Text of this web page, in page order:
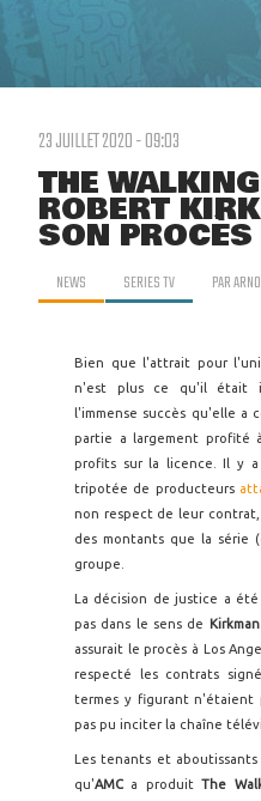
23 JUILLET 2020 - 09:03
THE
ROBERT
SON
NEWS SERIES TV PAR
Bien que l'attrait pour
n'est plus ce qu'il était
l'immense succès qu'elle
partie a largement profité
profits sur la licence. Il y a
tripotée de producteurs
non respect de leur
des montants que la série
groupe.
La décision de justice a
pas dans le sens de Kirkman
assurait le procès à Los
respecté les contrats
termes y figurant n'étaient
pas pu inciter la chaîne
Les tenants et
qu'AMC a produitThe